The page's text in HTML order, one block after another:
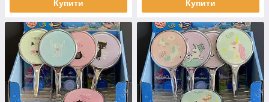
Купити Купити